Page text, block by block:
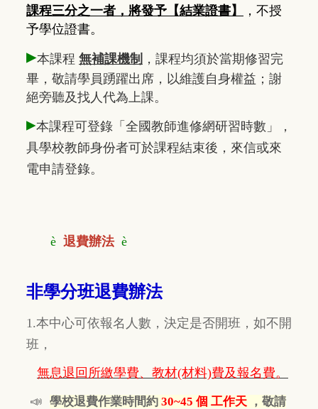
課程三分之一者，將發予【結業證書】
，不授
予學位證書。
▸本課程 無補課機制 ，課程均須於當期修習完
畢，敬請學員踴躍出席，以維護自身權益；謝
絕旁聽及找人代為上課。
▸本課程可登錄「全國教師進修網研習時數」，
具學校教師身份者可於課程結束後，來信或來
電申請登錄。
è 退費辦法 è
非學分班退費辦法
1.本中心可依報名人數，決定是否開班，如不開
班，
無息退回所繳學費、教材(材料)費及報名費。
📣 學校退費作業時間約 30~45 個 工作天 ，敬請